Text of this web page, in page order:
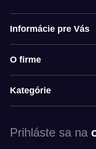
Informácie pre Vás
O firme
Kategórie
Prihláste sa na